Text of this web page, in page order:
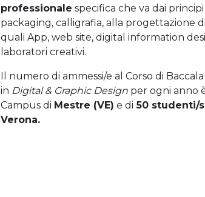
professionale specifica che va dai
packaging, calligrafia, alla progettazione
quali App, web site, digital information
laboratori creativi.
Il numero di ammessi/e al Corso di
in Digital & Graphic Design per ogni anno
Campus di Mestre (VE) e di 50 studenti/
Verona.